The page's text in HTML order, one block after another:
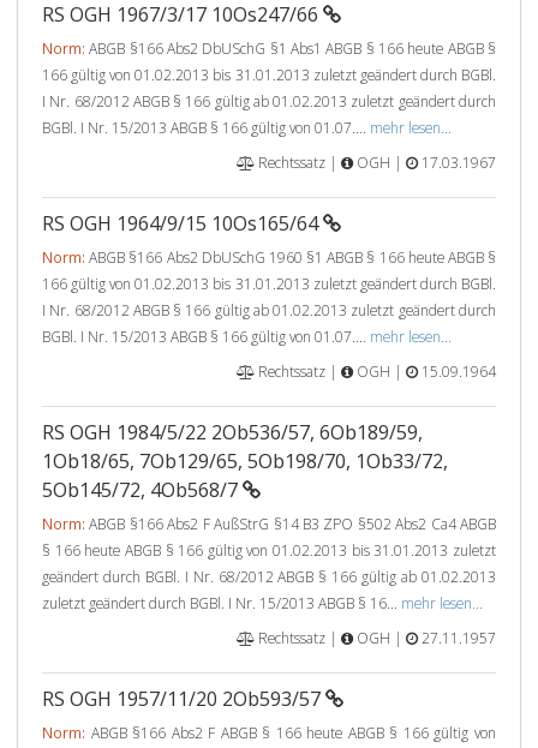
RS OGH 1967/3/17 10Os247/66
Norm: ABGB §166 Abs2 DbUSchG §1 Abs1 ABGB § 166 heute ABGB §
166 gültig von 01.02.2013 bis 31.01.2013 zuletzt geändert durch BGBl.
I Nr. 68/2012 ABGB § 166 gültig ab 01.02.2013 zuletzt geändert durch
BGBl. I Nr. 15/2013 ABGB § 166 gültig von 01.07.... mehr lesen...
Rechtssatz |
OGH | 17.03.1967
RS OGH 1964/9/15 10Os165/64
Norm: ABGB §166 Abs2 DbUSchG 1960 §1 ABGB § 166 heute ABGB §
166 gültig von 01.02.2013 bis 31.01.2013 zuletzt geändert durch BGBl.
I Nr. 68/2012 ABGB § 166 gültig ab 01.02.2013 zuletzt geändert durch
BGBl. I Nr. 15/2013 ABGB § 166 gültig von 01.07.... mehr lesen...
Rechtssatz |
OGH | 15.09.1964
RS OGH 1984/5/22 2Ob536/57, 6Ob189/59,
1Ob18/65, 7Ob129/65, 5Ob198/70, 1Ob33/72,
5Ob145/72, 4Ob568/7
Norm: ABGB §166 Abs2 F AußStrG §14 B3 ZPO §502 Abs2 Ca4 ABGB
§ 166 heute ABGB § 166 gültig von 01.02.2013 bis 31.01.2013 zuletzt
geändert durch BGBl. I Nr. 68/2012 ABGB § 166 gültig ab 01.02.2013
zuletzt geändert durch BGBl. I Nr. 15/2013 ABGB § 16... mehr lesen...
Rechtssatz |
OGH | 27.11.1957
RS OGH 1957/11/20 2Ob593/57
Norm: ABGB §166 Abs2 F ABGB § 166 heute ABGB § 166 gültig von